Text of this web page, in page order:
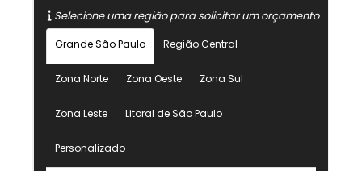
Selecione uma região para solicitar um orçamento
Grande São Paulo Região Central
Zona Norte Zona Oeste Zona Sul
Zona Leste Litoral de São Paulo
Personalizado